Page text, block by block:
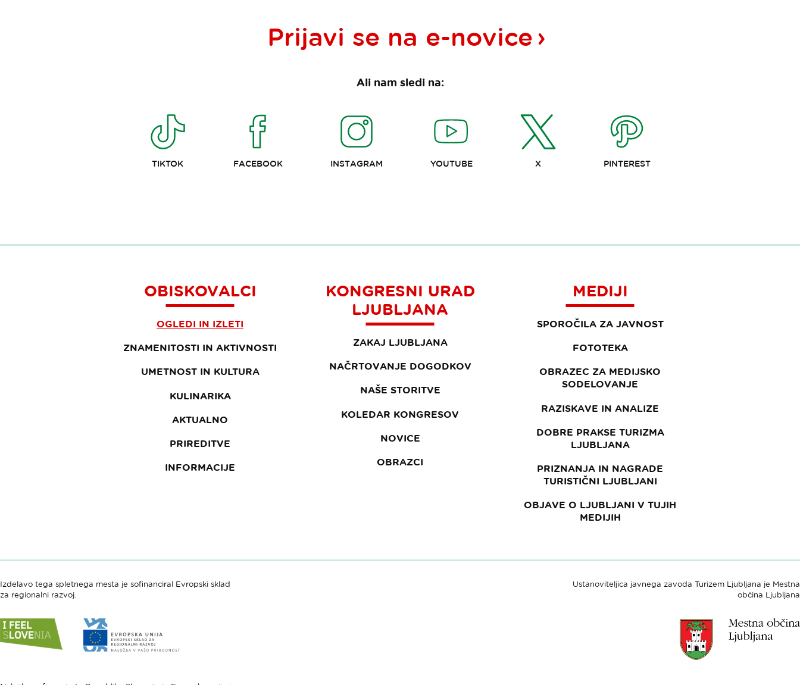
Prijavi se na e-novice
Ali nam sledi na:
TIKTOK FACEBOOK INSTAGRAM YOUTUBE X PINTEREST
OBISKOVALCI
OGLEDI IN IZLETI
ZNAMENITOSTI IN AKTIVNOSTI
UMETNOST IN KULTURA
KULINARIKA
AKTUALNO
PRIREDITVE
INFORMACIJE
KONGRESNI URAD
LJUBLJANA
ZAKAJ LJUBLJANA
NAČRTOVANJE DOGODKOV
NAŠE STORITVE
KOLEDAR KONGRESOV
NOVICE
OBRAZCI
MEDIJI
SPOROČILA ZA JAVNOST
FOTOTEKA
OBRAZEC ZA MEDIJSKO
SODELOVANJE
RAZISKAVE IN ANALIZE
DOBRE PRAKSE TURIZMA
LJUBLJANA
PRIZNANJA IN NAGRADE
TURISTIČNI LJUBLJANI
OBJAVE O LJUBLJANI V TUJIH
MEDIJIH
Izdelavo tega spletnega mesta je sofinanciral Evropski sklad
za regionalni razvoj.
Link
do
spletne
Link
do
spletne
Ustanoviteljica javnega zavoda Turizem Ljubljana je Mestna
občina Ljubljana